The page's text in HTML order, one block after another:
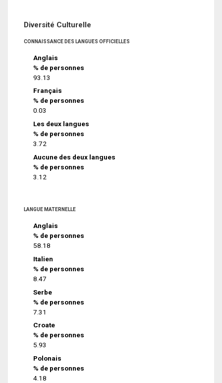
Diversité Culturelle
CONNAISSANCE DES LANGUES OFFICIELLES
Anglais
% de personnes
93.13
Français
% de personnes
0.03
Les deux langues
% de personnes
3.72
Aucune des deux langues
% de personnes
3.12
LANGUE MATERNELLE
Anglais
% de personnes
58.18
Italien
% de personnes
8.47
Serbe
% de personnes
7.31
Croate
% de personnes
5.93
Polonais
% de personnes
4.18